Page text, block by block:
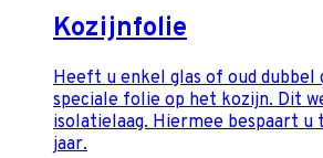
Kozijnfolie
Heeft u enkel glas of oud dubbel
speciale folie op het kozijn. Dit
isolatielaag. Hiermee bespaart u
jaar.